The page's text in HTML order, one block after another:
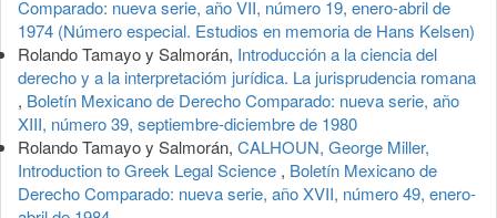
Comparado: nueva serie, año VII, número 19, enero-abril de
1974 (Número especial. Estudios en memoria de Hans Kelsen)
Rolando Tamayo y Salmorán, Introducción a la ciencia del
derecho y a la interpretacióm jurídica. La jurisprudencia romana
, Boletín Mexicano de Derecho Comparado: nueva serie, año
XIII, número 39, septiembre-diciembre de 1980
Rolando Tamayo y Salmorán, CALHOUN, George Miller,
Introduction to Greek Legal Science , Boletín Mexicano de
Derecho Comparado: nueva serie, año XVII, número 49, enero-